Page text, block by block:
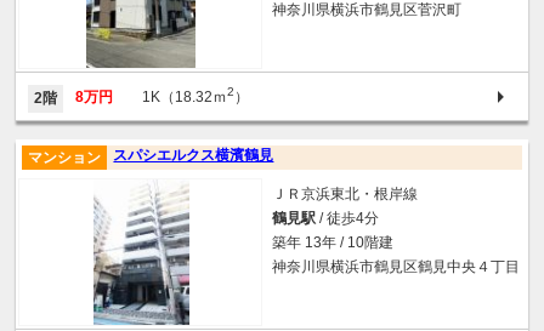
神奈川県横浜市鶴見区菅沢町
2階 8万円 1K（18.32ｍ2 ）
スパシエルクス横濱鶴見
マンション
ＪＲ京浜東北・根岸線
鶴見駅 / 徒歩4分
築年 13年 / 10階建
神奈川県横浜市鶴見区鶴見中央４丁目